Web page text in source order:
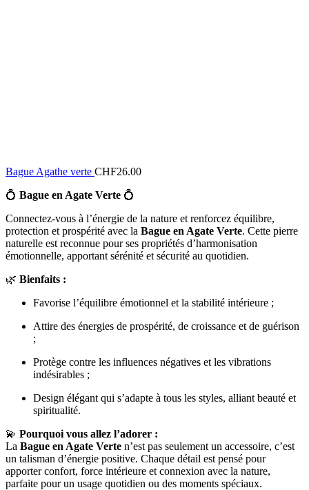
Bague Agathe verte CHF26.00
💍 Bague en Agate Verte 💍
Connectez-vous à l’énergie de la nature et renforcez équilibre,
protection et prospérité avec la Bague en Agate Verte. Cette pierre
naturelle est reconnue pour ses propriétés d’harmonisation
émotionnelle, apportant sérénité et sécurité au quotidien.
🌿 Bienfaits :
Favorise l’équilibre émotionnel et la stabilité intérieure ;
Attire des énergies de prospérité, de croissance et de guérison
;
Protège contre les influences négatives et les vibrations
indésirables ;
Design élégant qui s’adapte à tous les styles, alliant beauté et
spiritualité.
💫 Pourquoi vous allez l’adorer :
La Bague en Agate Verte n’est pas seulement un accessoire, c’est
un talisman d’énergie positive. Chaque détail est pensé pour
apporter confort, force intérieure et connexion avec la nature,
parfaite pour un usage quotidien ou des moments spéciaux.